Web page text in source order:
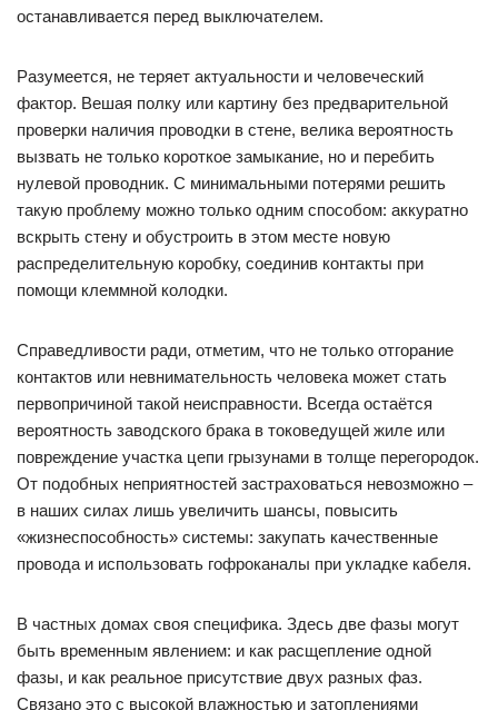
останавливается перед выключателем.
Разумеется, не теряет актуальности и человеческий
фактор. Вешая полку или картину без предварительной
проверки наличия проводки в стене, велика вероятность
вызвать не только короткое замыкание, но и перебить
нулевой проводник. С минимальными потерями решить
такую проблему можно только одним способом: аккуратно
вскрыть стену и обустроить в этом месте новую
распределительную коробку, соединив контакты при
помощи клеммной колодки.
Справедливости ради, отметим, что не только отгорание
контактов или невнимательность человека может стать
первопричиной такой неисправности. Всегда остаётся
вероятность заводского брака в токоведущей жиле или
повреждение участка цепи грызунами в толще перегородок.
От подобных неприятностей застраховаться невозможно –
в наших силах лишь увеличить шансы, повысить
«жизнеспособность» системы: закупать качественные
провода и использовать гофроканалы при укладке кабеля.
В частных домах своя специфика. Здесь две фазы могут
быть временным явлением: и как расщепление одной
фазы, и как реальное присутствие двух разных фаз.
Связано это с высокой влажностью и затоплениями